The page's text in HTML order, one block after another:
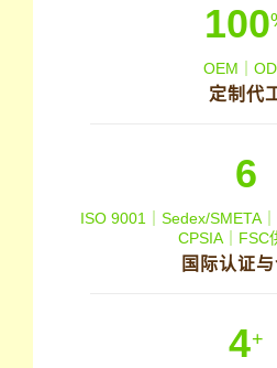
100
OEM｜
定制代
6
ISO 9001｜Sedex/SMETA
CPSIA｜FSC
国际认证
4+